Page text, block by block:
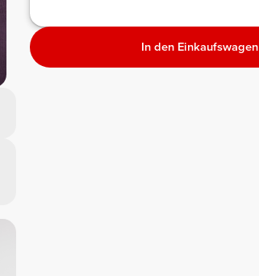
In den Einkaufswagen